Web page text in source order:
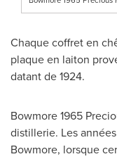
Chaque coffret en
plaque en laiton
datant de 1924.
Bowmore 1965
distillerie. Les
Bowmore, lorsque